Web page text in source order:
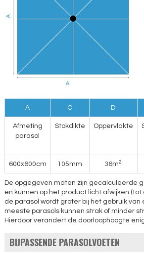
A C D
Afmeting
parasol
Stokdikte Oppervlakte
600x600cm 105mm 36m2
De opgegeven maten zijn gecalculeerde
en kunnen op het product licht afwijken (tot
de parasol wordt groter bij het gebruik van
meeste parasols kunnen strak of minder
Hierdoor verandert de doorloophoogte
BIJPASSENDE PARASOLVOETEN